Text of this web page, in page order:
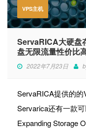
VPS主机
ServaRICA大硬盘
盘无限流量性价比
2022年7月23日
ServaRICA提供的
Servarica还有一款
Expanding Storage